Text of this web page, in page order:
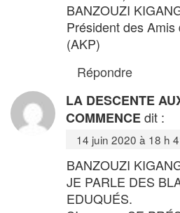
BANZOUZI
Président des
(AKP)
Répondre
LA DESCENTE
COMMENCEdit :
14 juin 2020 à 18 h
BANZOUZI
JE PARLE DES
EDUQUÉS.